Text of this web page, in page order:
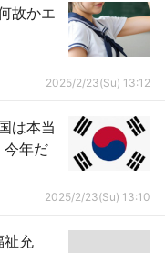
故かエ
2025/2/23(Su) 13:12
は本当
今年だ
2025/2/23(Su) 13:10
祉充